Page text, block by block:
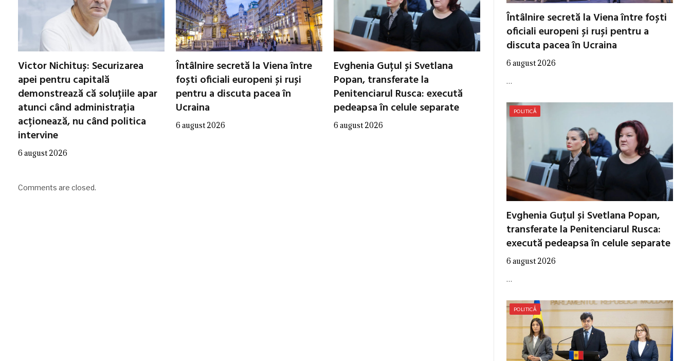
Victor Nichituș: Securizarea
apei pentru capitală
demonstrează că soluțiile apar
atunci când administrația
acționează, nu când politica
intervine
6 august 2026
Întâlnire secretă la Viena între
foști oficiali europeni și ruși
pentru a discuta pacea în
Ucraina
6 august 2026
Evghenia Guțul și Svetlana
Popan, transferate la
Penitenciarul Rusca: execută
pedeapsa în celule separate
6 august 2026
Comments are closed.
Întâlnire secretă la Viena între foști
oficiali europeni și ruși pentru a
discuta pacea în Ucraina
6 august 2026
…
POLITICĂ
Evghenia Guțul și Svetlana Popan,
transferate la Penitenciarul Rusca:
execută pedeapsa în celule separate
6 august 2026
…
POLITICĂ